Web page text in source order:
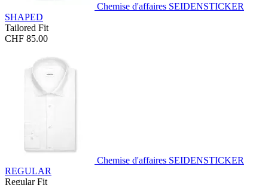
Chemise d'affaires SEIDENSTICKER
SHAPED
Tailored Fit
CHF 85.00
Chemise d'affaires SEIDENSTICKER
REGULAR
Regular Fit